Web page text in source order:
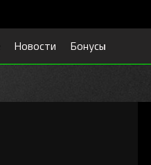
Новости Бонусы